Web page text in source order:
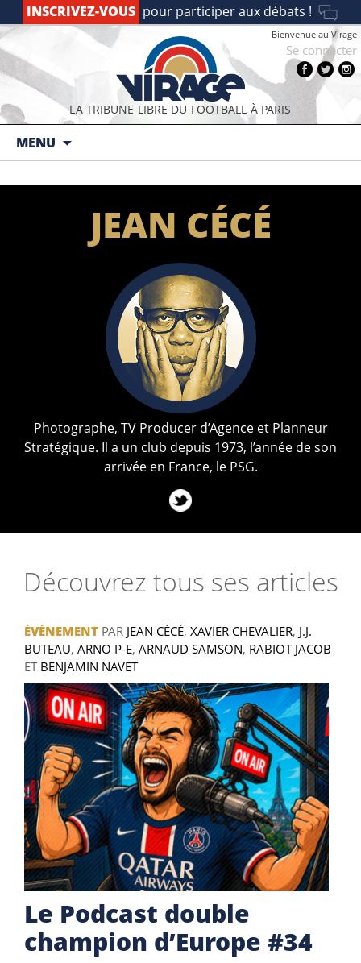
INSCRIVEZ-VOUS pour participer aux débats !
LA TRIBUNE LIBRE DU FOOTBALL À PARIS
Bienvenue au Virage
Se connecter
MENU
Aller au contenu principal
JEAN CÉCÉ
Photographe, TV Producer d’Agence et Planneur
Stratégique. Il a un club depuis 1973, l’année de son
arrivée en France, le PSG.
Découvrez tous ses articles
ÉVÉNEMENT PAR JEAN CÉCÉ, XAVIER CHEVALIER, J.J.
BUTEAU, ARNO P-E, ARNAUD SAMSON, RABIOT JACOB
ET BENJAMIN NAVET
Le Podcast double
champion d’Europe #34